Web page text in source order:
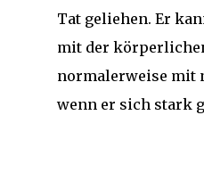
Tat geliehen. Er
mit der
normalerweise mit
wenn er sich stark